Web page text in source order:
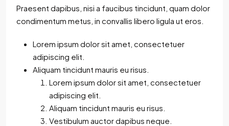
Praesent dapibus, nisi a faucibus tincidunt, quam dolor
condimentum metus, in convallis libero ligula ut eros.
Lorem ipsum dolor sit amet, consectetuer
adipiscing elit.
Aliquam tincidunt mauris eu risus.
Lorem ipsum dolor sit amet, consectetuer
adipiscing elit.
Aliquam tincidunt mauris eu risus.
Vestibulum auctor dapibus neque.